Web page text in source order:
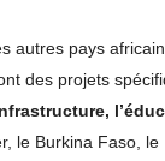
autres pays
des projets
le Burkina Faso,